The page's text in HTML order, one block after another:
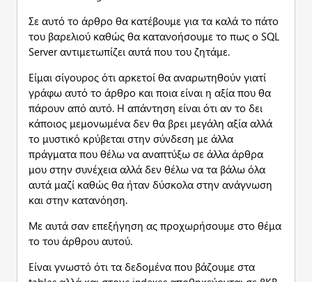
Σε αυτό το άρθρο θα κατέβουμε για τα καλά το πάτο
του βαρελιού καθώς θα κατανοήσουμε το πως ο SQL
Server αντιμετωπίζει αυτά που του ζητάμε.
Είμαι σίγουρος ότι αρκετοί θα αναρωτηθούν γιατί
γράφω αυτό το άρθρο και ποια είναι η αξία που θα
πάρουν από αυτό. Η απάντηση είναι ότι αν το δει
κάποιος μεμονωμένα δεν θα βρει μεγάλη αξία αλλά
το μυστικό κρύβεται στην σύνδεση με άλλα
πράγματα που θέλω να αναπτύξω σε άλλα άρθρα
μου στην συνέχεια αλλά δεν θέλω να τα βάλω όλα
αυτά μαζί καθώς θα ήταν δύσκολα στην ανάγνωση
και στην κατανόηση.
Με αυτά σαν επεξήγηση ας προχωρήσουμε στο θέμα
το του άρθρου αυτού.
Είναι γνωστό ότι τα δεδομένα που βάζουμε στα